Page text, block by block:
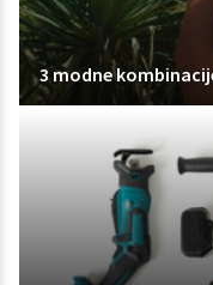
3 modne